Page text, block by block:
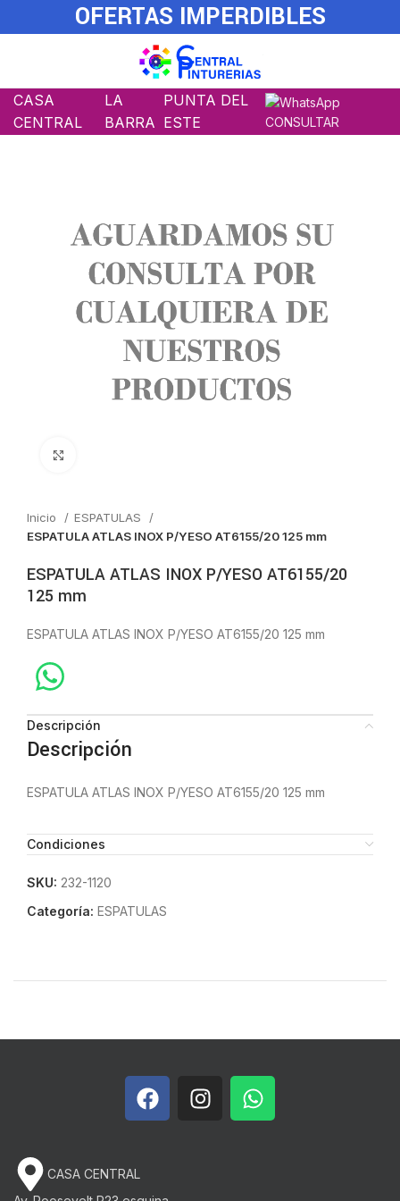
OFERTAS IMPERDIBLES
CASA
CENTRAL
LA
BARRA
PUNTA DEL
ESTE
CONSULTAR
Inicio
ESPATULAS
ESPATULA ATLAS INOX P/YESO AT6155/20 125 mm
ESPATULA ATLAS INOX P/YESO AT6155/20
125 mm
ESPATULA ATLAS INOX P/YESO AT6155/20 125 mm
Descripción
Descripción
ESPATULA ATLAS INOX P/YESO AT6155/20 125 mm
Condiciones
SKU: 232-1120
Categoría: ESPATULAS
CASA CENTRAL